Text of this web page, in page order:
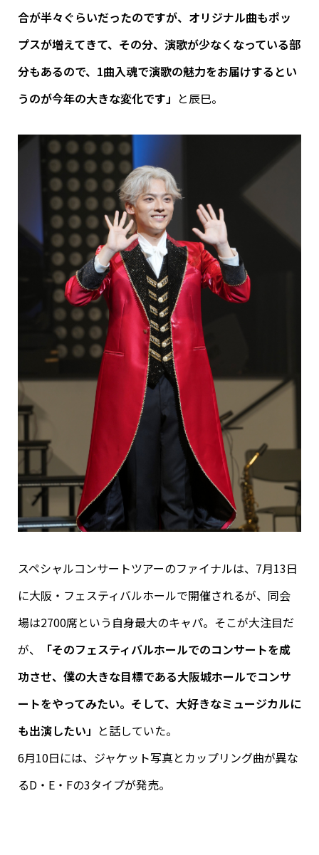
合が半々ぐらいだったのですが、オリジナル曲もポッ
プスが増えてきて、その分、演歌が少なくなっている部
分もあるので、1曲入魂で演歌の魅力をお届けするとい
うのが今年の大きな変化です」 と辰巳。
スペシャルコンサートツアーのファイナルは、7月13日
に大阪・フェスティバルホールで開催されるが、同会
場は2700席という自身最大のキャパ。そこが大注目だ
が、
「そのフェスティバルホールでのコンサートを成
功させ、僕の大きな目標である大阪城ホールでコンサ
ートをやってみたい。そして、大好きなミュージカルに
も出演したい」 と話していた。
6月10日には、ジャケット写真とカップリング曲が異な
るD・E・Fの3タイプが発売。